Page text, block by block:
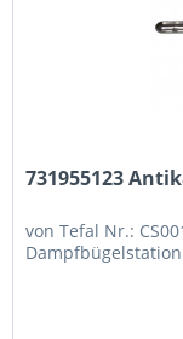
731955123
von Tefal Nr.:
Dampfbügelstation